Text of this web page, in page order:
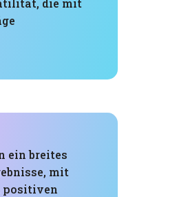
die mit
ein breites
mit
positiven